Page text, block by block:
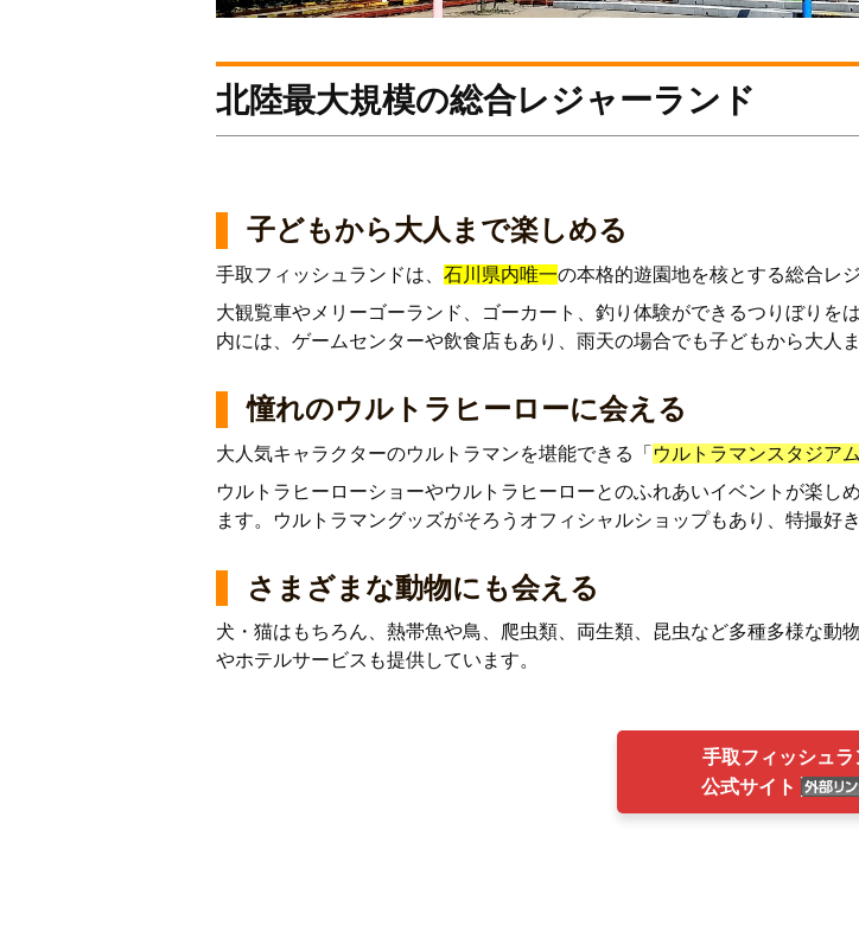
北陸最大規模の総合レジャーランド
子どもから大人まで楽しめる
手取フィッシュランドは、 石川県内唯一の本格的遊園地を核とする総合レ
大観覧車やメリーゴーランド、ゴーカート、釣り体験ができるつりぼりを
内には、ゲームセンターや飲食店もあり、雨天の場合でも子どもから大人
憧れのウルトラヒーローに会える
大人気キャラクターのウルトラマンを堪能できる「 ウルトラマンスタジアム
ウルトラヒーローショーやウルトラヒーローとのふれあいイベントが楽し
ます。ウルトラマングッズがそろうオフィシャルショップもあり、特撮好
さまざまな動物にも会える
犬・猫はもちろん、熱帯魚や鳥、爬虫類、両生類、昆虫など多種多様な
やホテルサービスも提供しています。
手取フィッシュラ
公式サイト